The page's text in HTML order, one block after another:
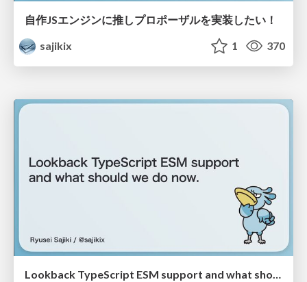
自作JSエンジンに推しプロポーザルを実装したい！
sajikix
1 370
Lookback TypeScript ESM support and what should we do now.